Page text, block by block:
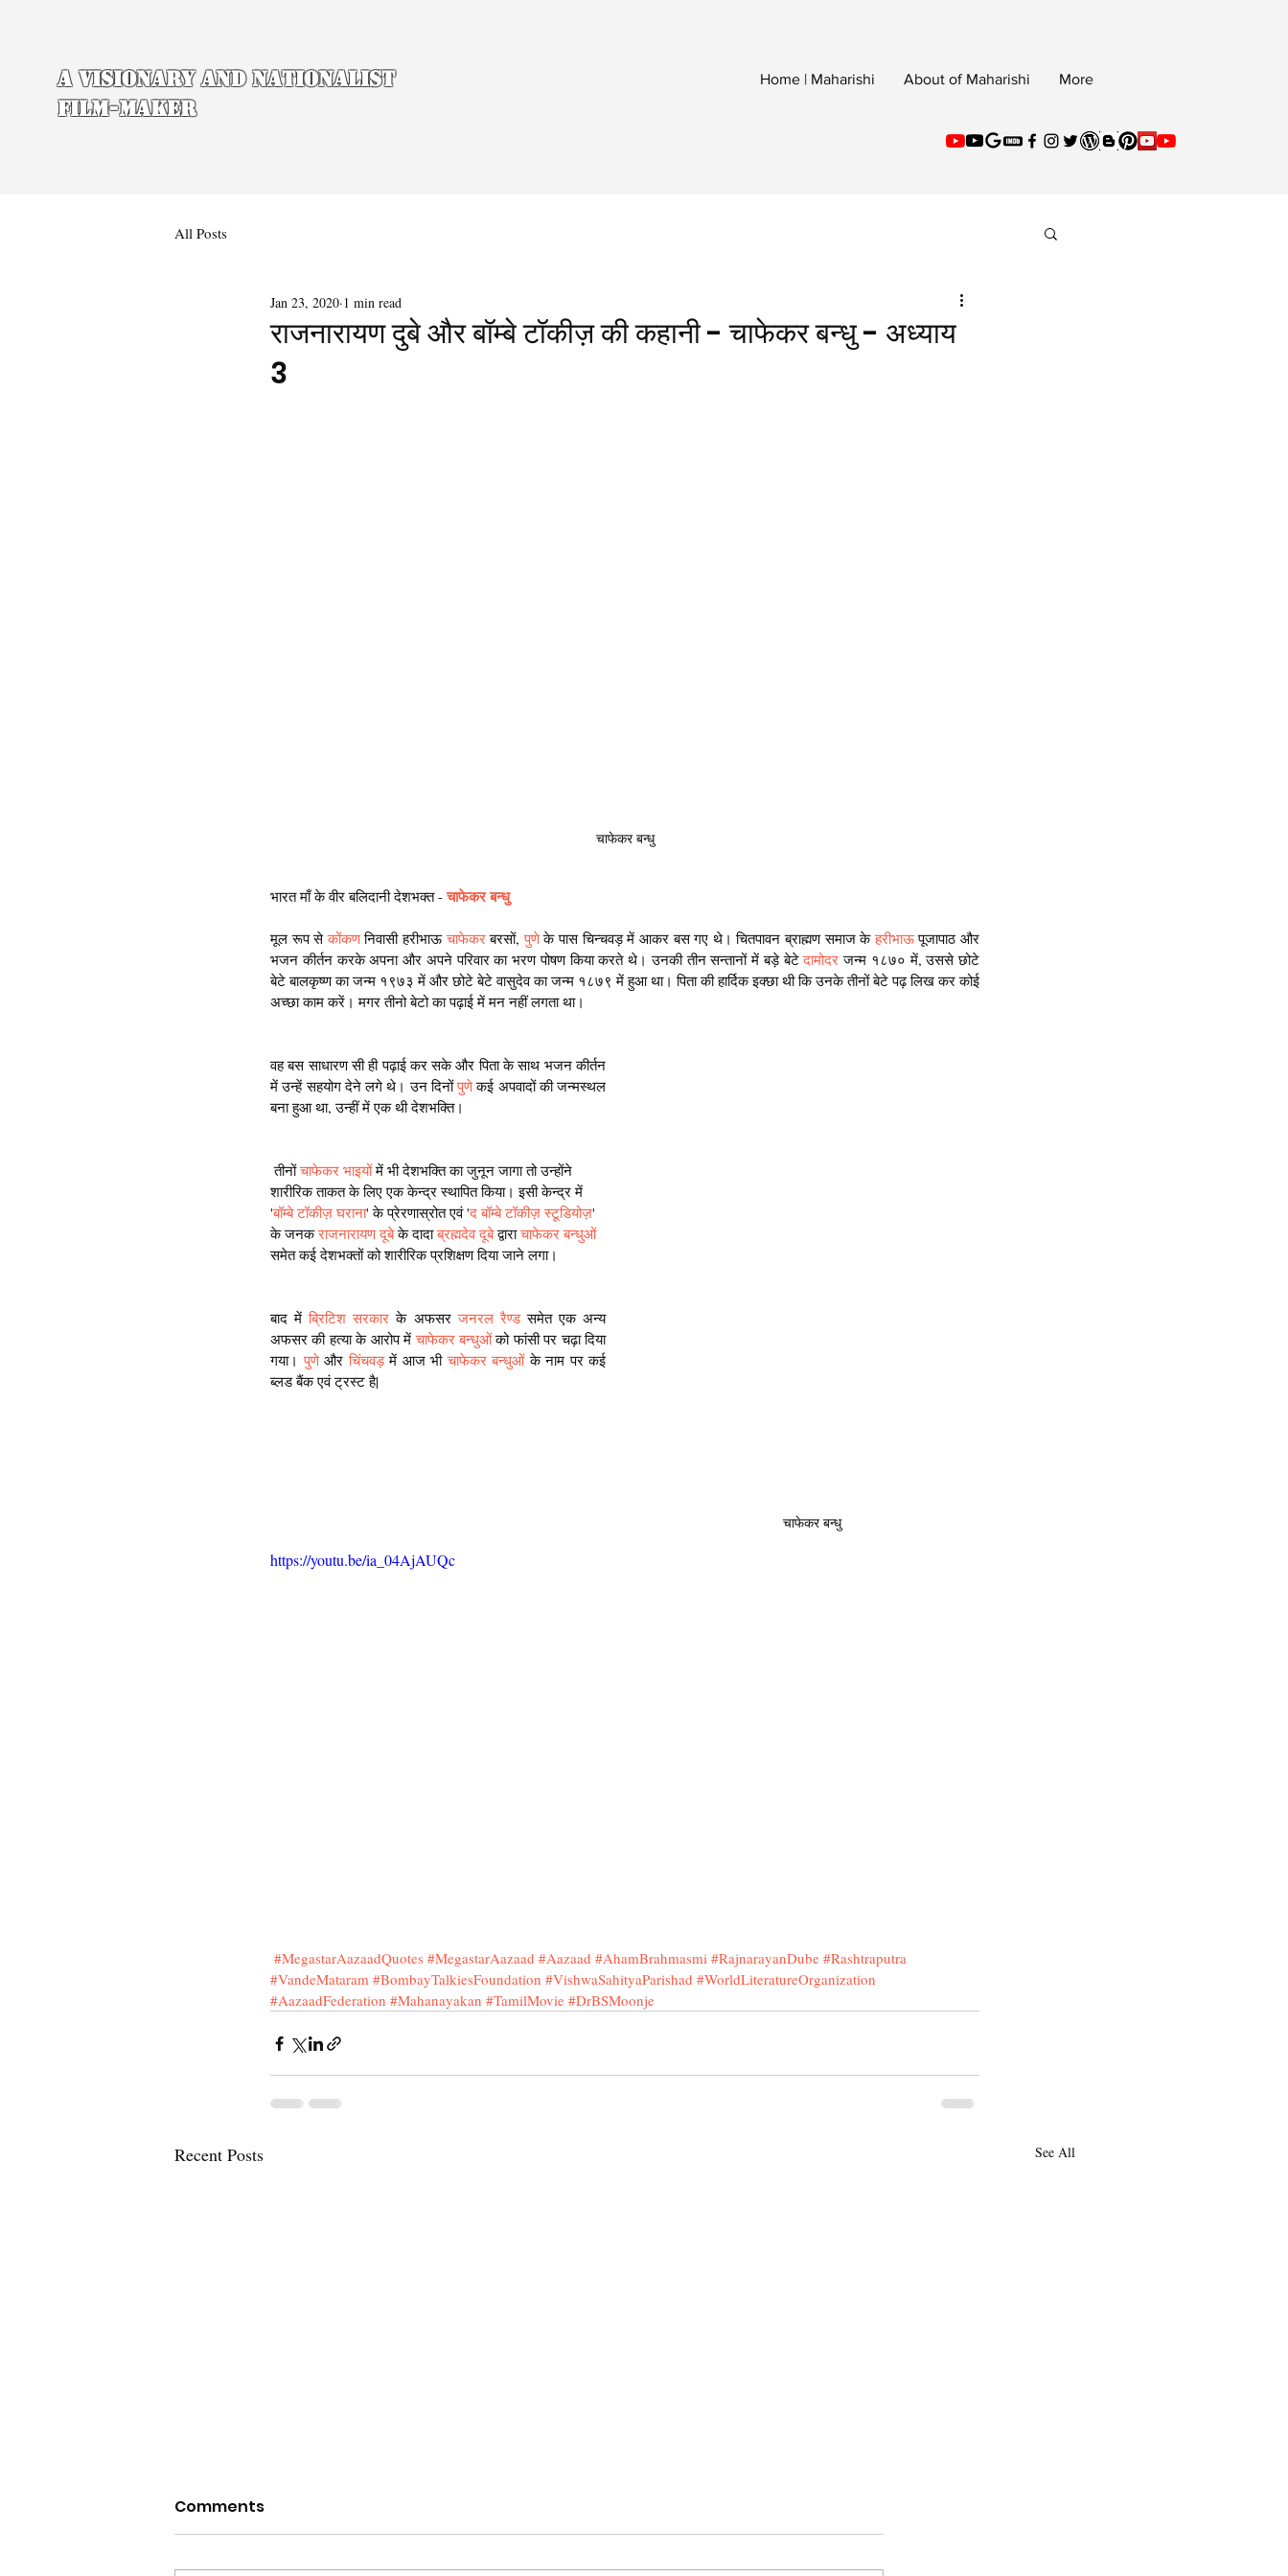
A Visionary and Nationalist
Film-maker
Home | Maharishi About of Maharishi More
All Posts
राजनारायण दुबे और बॉम्बे टॉकीज़ की कहानी - चाफेकर बन्धु - अध्याय
3
Jan 23, 2020 1 min read
चाफेकर बन्धु
भारत माँ के वीर बलिदानी देशभक्त - चाफेकर बन्धु
मूल रूप से कोंकण निवासी हरीभाऊ चाफेकर बरसों, पुणे के पास चिन्चवड़ में आकर बस गए थे। चितपावन ब्राह्मण समाज के हरीभाऊ पूजापाठ और
भजन कीर्तन करके अपना और अपने परिवार का भरण पोषण किया करते थे। उनकी तीन सन्तानों में बड़े बेटे दामोदर जन्म १८७० में, उससे छोटे
बेटे बालकृष्ण का जन्म १९७३ में और छोटे बेटे वासुदेव का जन्म १८७९ में हुआ था। पिता की हार्दिक इक्छा थी कि उनके तीनों बेटे पढ़ लिख कर कोई
अच्छा काम करें। मगर तीनो बेटो का पढ़ाई में मन नहीं लगता था।
चाफेकर बन्धु
वह बस साधारण सी ही पढ़ाई कर सके और पिता के साथ भजन कीर्तन
में उन्हें सहयोग देने लगे थे। उन दिनों पुणे कई अपवादों की जन्मस्थल
बना हुआ था, उन्हीं में एक थी देशभक्ति।
तीनों चाफेकर भाइयों में भी देशभक्ति का जुनून जागा तो उन्होंने
शारीरिक ताकत के लिए एक केन्द्र स्थापित किया। इसी केन्द्र में
'बॉम्बे टॉकीज़ घराना' के प्रेरणास्रोत एवं 'द बॉम्बे टॉकीज़ स्टूडियोज़'
के जनक राजनारायण दूबे के दादा ब्रह्मदेव दूबे द्वारा चाफेकर बन्धुओं
समेत कई देशभक्तों को शारीरिक प्रशिक्षण दिया जाने लगा।
बाद में ब्रिटिश सरकार के अफसर जनरल रैण्ड समेत एक अन्य
अफसर की हत्या के आरोप में चाफेकर बन्धुओं को फांसी पर चढ़ा दिया
गया। पुणे और चिंचवड़ में आज भी चाफेकर बन्धुओं के नाम पर कई
ब्लड बैंक एवं ट्रस्ट है|
https://youtu.be/ia_04AjAUQc
#MegastarAazaadQuotes #MegastarAazaad #Aazaad #AhamBrahmasmi #RajnarayanDube #Rashtraputra
#VandeMataram #BombayTalkiesFoundation #VishwaSahityaParishad #WorldLiteratureOrganization
#AazaadFederation #Mahanayakan #TamilMovie #DrBSMoonje
Recent Posts See All
Comments